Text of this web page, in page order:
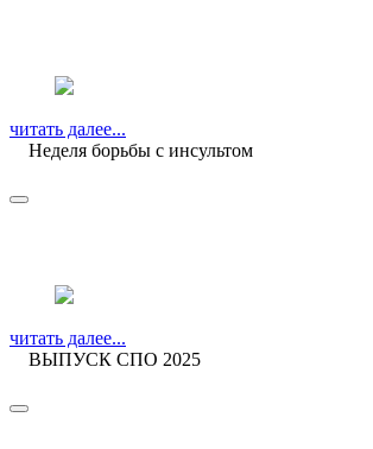
читать далее...
Неделя борьбы с инсультом
читать далее...
ВЫПУСК СПО 2025